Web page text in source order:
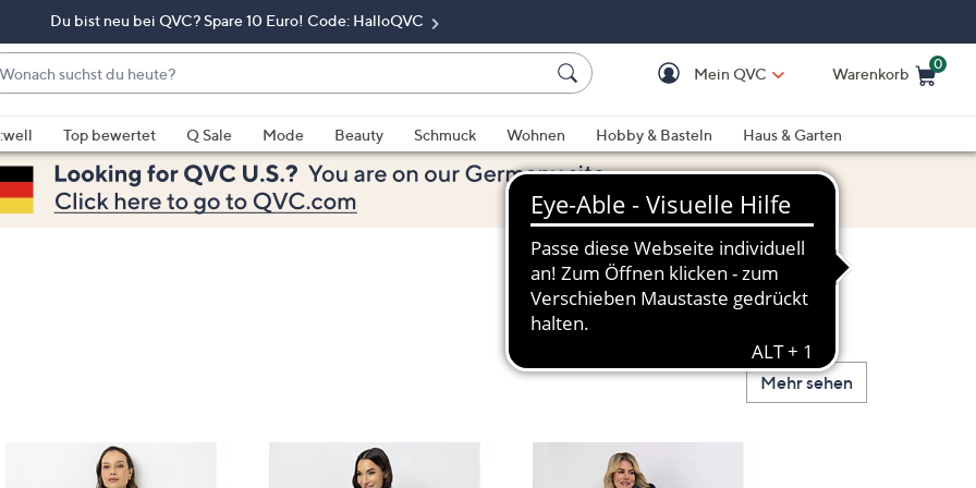
Du bist neu bei QVC? Spare 10 Euro! Code: HalloQVC
Mein QVC Warenkorb
0
Top bewertet Q Sale Mode Beauty Schmuck Wohnen Hobby & Basteln
Haus & Garten
Mehr sehen